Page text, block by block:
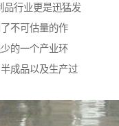
品行业更是迅猛发
不可估量的作
的一个产业环
成品以及生产过